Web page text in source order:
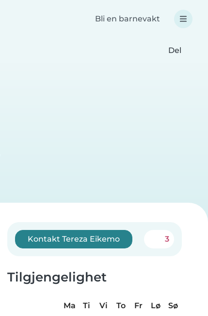
Bli en barnevakt
Del
Kontakt Tereza Eikemo 3
Tilgjengelighet
Ma Ti Vi To Fr Lø
Sø